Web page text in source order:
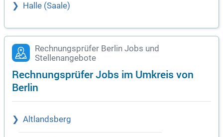
Halle (Saale)
Rechnungsprüfer Berlin Jobs und
Stellenangebote
Rechnungsprüfer Jobs im Umkreis von
Berlin
Altlandsberg